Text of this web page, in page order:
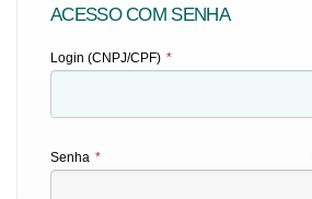
ACESSO COM SENHA
Login (CNPJ/CPF) *
Senha *